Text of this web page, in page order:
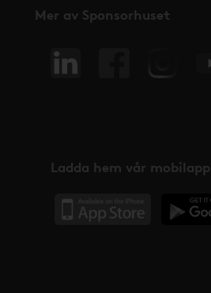
Mer av Sponsorhuset
Ladda hem vår mobilapp